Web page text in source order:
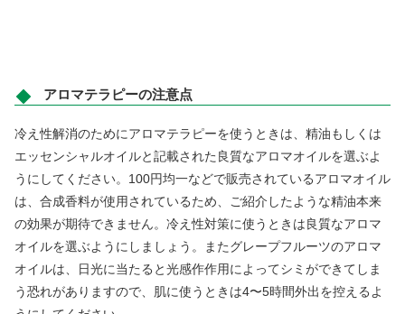
アロマテラピーの注意点
冷え性解消のためにアロマテラピーを使うときは、精油もしくは
エッセンシャルオイルと記載された良質なアロマオイルを選ぶよ
うにしてください。100円均一などで販売されているアロマオイル
は、合成香料が使用されているため、ご紹介したような精油本来
の効果が期待できません。冷え性対策に使うときは良質なアロマ
オイルを選ぶようにしましょう。またグレープフルーツのアロマ
オイルは、日光に当たると光感作作用によってシミができてしま
う恐れがありますので、肌に使うときは4〜5時間外出を控えるよ